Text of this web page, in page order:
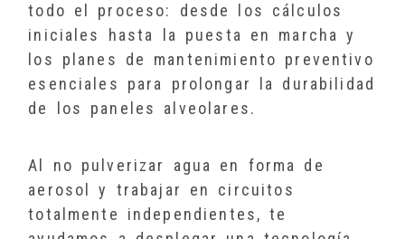
todo el proceso: desde los cálculos
iniciales hasta la puesta en marcha y
los planes de mantenimiento preventivo
esenciales para prolongar la durabilidad
de los paneles alveolares.
Al no pulverizar agua en forma de
aerosol y trabajar en circuitos
totalmente independientes, te